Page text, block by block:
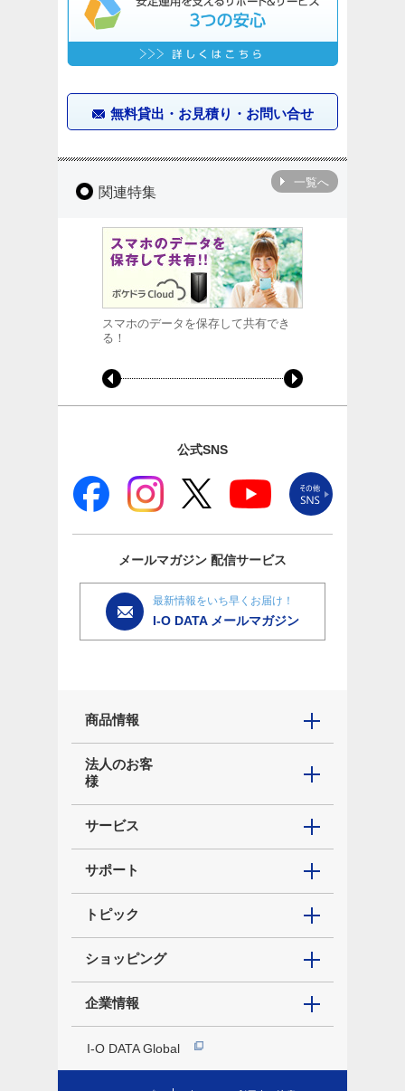
無料貸出・お見積り・お問い合せ
関連特集
一覧へ
スマホのデータを保存して共有でき
る！
公式SNS
メールマガジン 配信サービス
最新情報をいち早くお届け！
I-O DATA メールマガジン
商品情報
法人のお客
様
サービス
サポート
トピック
ショッピング
企業情報
I-O DATA Global